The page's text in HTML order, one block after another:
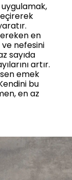
en
nefesini
sayıda
artır.
emek
bu
en az